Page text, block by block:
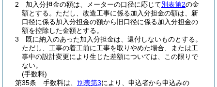
2
加入分担金の額は、メーターの口径に応じて別表第2の金
額とする。 ただし、改造工事に係る加入分担金の額は、新
口径に係る加入分担金の額から旧口径に係る加入分担金の
額を控除した金額とする。
3
既に納入のあった加入分担金は、還付しないものとする。
ただし、工事の着工前に工事を取りやめた場合、または工
事中の設計変更により生じた差額については、この限りで
ない。
(手数料)
第35条
手数料は、 別表第3により、申込者から申込みの